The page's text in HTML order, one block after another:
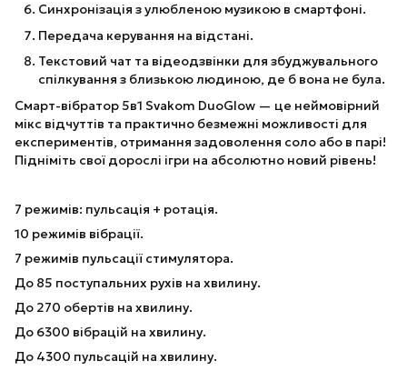
Синхронізація з улюбленою музикою в смартфоні.
Передача керування на відстані.
Текстовий чат та відеодзвінки для збуджувального
спілкування з близькою людиною, де б вона не була.
Смарт-вібратор 5в1 Svakom DuoGlow — це неймовірний
мікс відчуттів та практично безмежні можливості для
експериментів, отримання задоволення соло або в парі!
Підніміть свої дорослі ігри на абсолютно новий рівень!
7 режимів: пульсація + ротація.
10 режимів вібрації.
7 режимів пульсації стимулятора.
До 85 поступальних рухів на хвилину.
До 270 обертів на хвилину.
До 6300 вібрацій на хвилину.
До 4300 пульсацій на хвилину.